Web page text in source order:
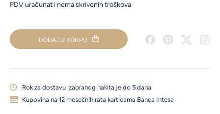
PDV uračunat i nema skrivenih troškova
DODAJ U KORPU
Rok za dostavu izabranog nakita je do 5 dana
Kupovina na 12 mesečnih rata karticama Banca Intesa